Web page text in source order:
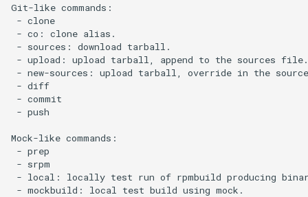
Git-like commands:
- clone
- co: clone alias.
- sources: download tarball.
- upload: upload tarball, append to the sources file.
- new-sources: upload tarball, override in the
- diff
- commit
- push
Mock-like commands:
- prep
- srpm
- local: locally test run of rpmbuild producing
- mockbuild: local test build using mock.